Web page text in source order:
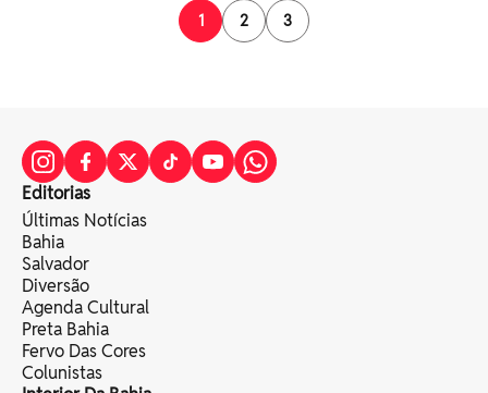
1
2 3
Editorias
Últimas Notícias
Bahia
Salvador
Diversão
Agenda Cultural
Preta Bahia
Fervo Das Cores
Colunistas